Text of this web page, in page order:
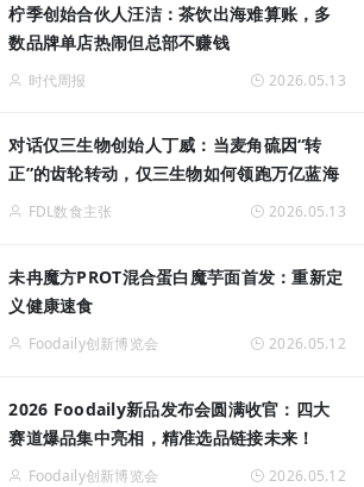
柠季创始合伙人汪洁：茶饮出海难算账，多
数品牌单店热闹但总部不赚钱
时代周报 2026.05.13
对话仅三生物创始人丁威：当麦角硫因“转
正”的齿轮转动，仅三生物如何领跑万亿蓝海
FDL数食主张 2026.05.13
未冉魔方PROT混合蛋白魔芋面首发：重新定
义健康速食
Foodaily创新博览会 2026.05.12
2026 Foodaily新品发布会圆满收官：四大
赛道爆品集中亮相，精准选品链接未来！
Foodaily创新博览会 2026.05.12